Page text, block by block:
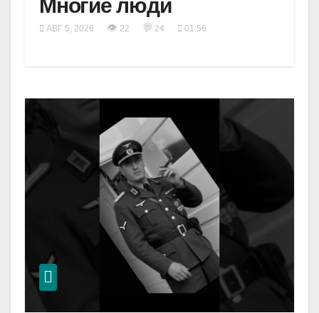
Многие люди
АВГ 5, 2026 👁 22 💬 24 01:56